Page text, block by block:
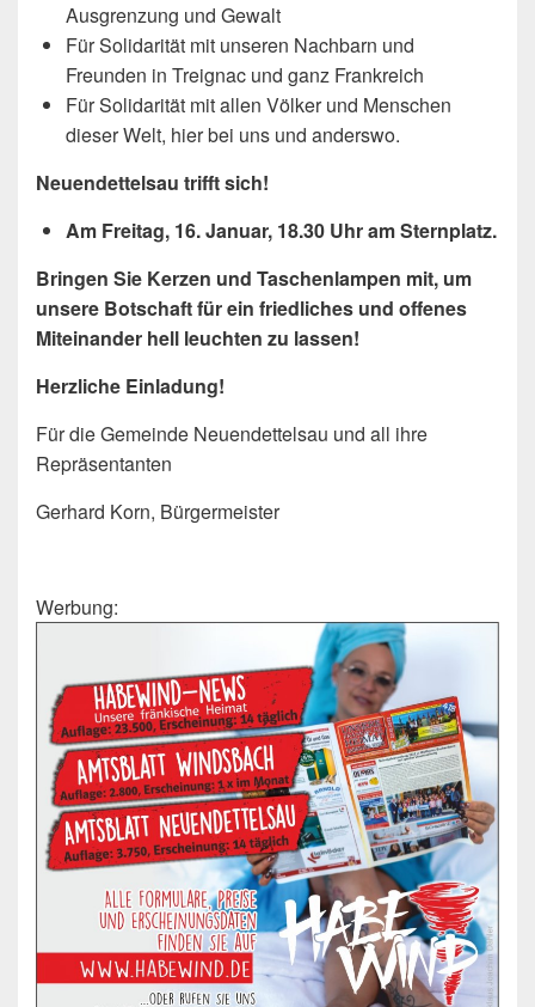
Ausgrenzung und Gewalt
Für Solidarität mit unseren Nachbarn und
Freunden in Treignac und ganz Frankreich
Für Solidarität mit allen Völker und Menschen
dieser Welt, hier bei uns und anderswo.
Neuendettelsau trifft sich!
Am Freitag, 16. Januar, 18.30 Uhr am Sternplatz.
Bringen Sie Kerzen und Taschenlampen mit, um
unsere Botschaft für ein friedliches und offenes
Miteinander hell leuchten zu lassen!
Herzliche Einladung!
Für die Gemeinde Neuendettelsau und all ihre
Repräsentanten
Gerhard Korn, Bürgermeister
Werbung: